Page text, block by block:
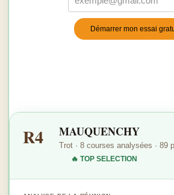
Démarrer mon essai
R4 MAUQUENCHY
Trot · 8 courses analysées · 89
🔥 TOP SELECTION